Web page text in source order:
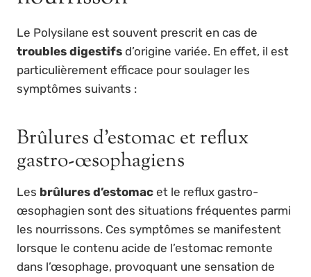
Le Polysilane est souvent prescrit en cas de
troubles digestifs d’origine variée. En effet, il est
particulièrement efficace pour soulager les
symptômes suivants :
Brûlures d’estomac et reflux
gastro-œsophagiens
Les brûlures d’estomac et le reflux gastro-
œsophagien sont des situations fréquentes parmi
les nourrissons. Ces symptômes se manifestent
lorsque le contenu acide de l’estomac remonte
dans l’œsophage, provoquant une sensation de